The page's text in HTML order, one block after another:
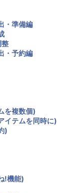
・準備編
整
・予約編
を複数個)
イテムを同時に)
)
!機能)